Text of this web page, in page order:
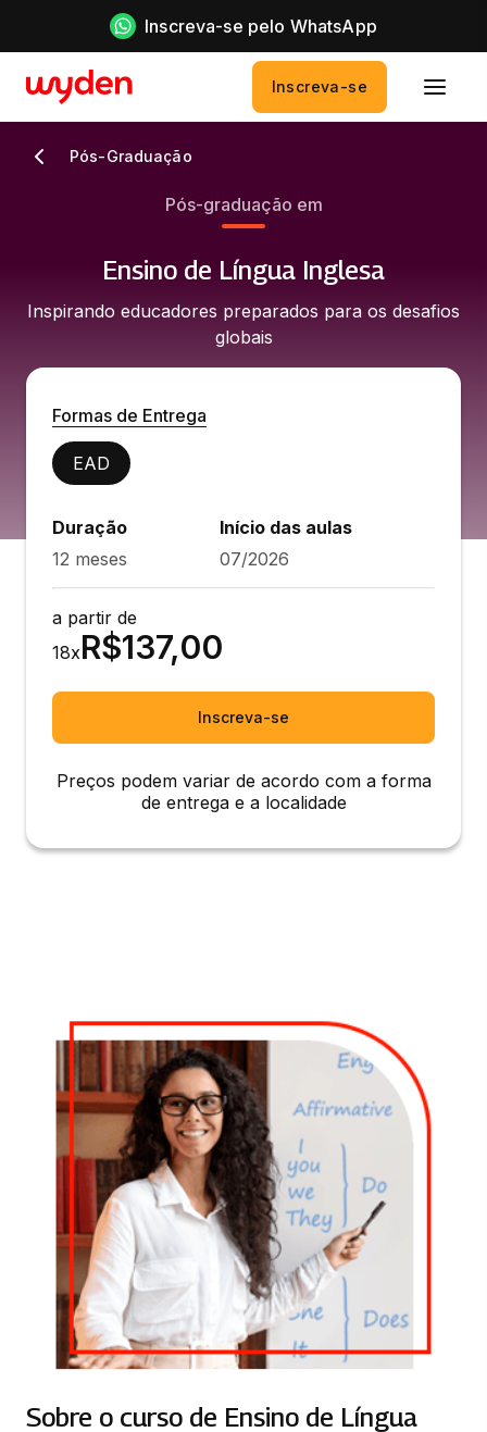
Inscreva-se pelo WhatsApp
Inscreva-se
Pós-Graduação
Pós-graduação em
Ensino de Língua Inglesa
Inspirando educadores preparados para os desafios
globais
Formas de Entrega
EAD
Duração
12 meses
Início das aulas
07/2026
a partir de
18xR$137,00
Inscreva-se
Preços podem variar de acordo com a forma
de entrega e a localidade
Sobre o curso de Ensino de Língua